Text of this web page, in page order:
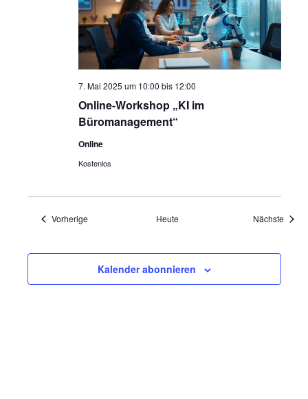
Online-Workshop „KI im
Büromanagement“
7. Mai 2025 um 10:00 bis 12:00
Online
Kostenlos
VorherigeVeranstaltungen Heute Nächste
Kalender abonnieren